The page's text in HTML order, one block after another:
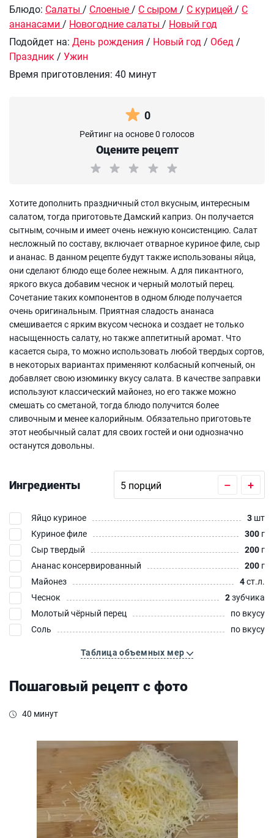
Блюдо: Салаты / Слоеные/ С сыром / С курицей / С
ананасами / Новогодние салаты / Новый год
Подойдет на: День рождения / Новый год/ Обед/
Праздник/ Ужин
Время приготовления: 40 минут
0
Рейтинг на основе 0 голосов
Оцените рецепт
Хотите дополнить праздничный стол вкусным, интересным
салатом, тогда приготовьте Дамский каприз. Он получается
сытным, сочным и имеет очень нежную консистенцию. Салат
несложный по составу, включает отварное куриное филе, сыр
и ананас. В данном рецепте будут также использованы яйца,
они сделают блюдо еще более нежным. А для пикантного,
яркого вкуса добавим чеснок и черный молотый перец.
Сочетание таких компонентов в одном блюде получается
очень оригинальным. Приятная сладость ананаса
смешивается с ярким вкусом чеснока и создает не только
насыщенность салату, но также аппетитный аромат. Что
касается сыра, то можно использовать любой твердых сортов,
в некоторых вариантах применяют колбасный копченый, он
добавляет свою изюминку вкусу салата. В качестве заправки
используют классический майонез, но его также можно
смешать со сметаной, тогда блюдо получится более
сливочным и менее калорийным. Обязательно приготовьте
этот необычный салат для своих гостей и они однозначно
останутся довольны.
Ингредиенты – +
Яйцо куриное 3 шт
Куриное филе
300 г
Сыр твердый
200 г
Ананас консервированный
200 г
Майонез
4ст.л.
Чеснок
2зубчика
Молотый чёрный перец
по вкусу
Соль
по вкусу
Таблица объемных мер
Пошаговый рецепт с фото
40 минут